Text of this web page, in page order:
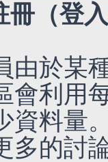
冊（登
由於某
會利用
資料量
多的討